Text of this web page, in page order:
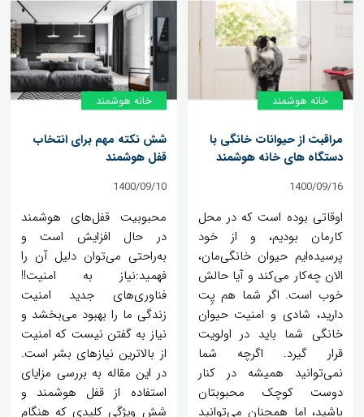
خانه‌ هوشمند
مراقبت از حیوانات خانگی با
دستگاه های خانه هوشمند
1400/09/16
اوقاتی بوده است که در محل
کارمان بودیم، و از خود
پرسیده‌ایم حیوان خانگی‌مان،
الان چه‌کار می‌کند و آیا حالش
خوب است. اگر شما هم پِت
دارید، شادی و امنیت حیوان
خانگی شما باید در اولویت
قرار گیرد. اگرچه شما
نمی‌توانید همیشه در کنار
دوست کوچک محبوبتان
باشید، اما همچنان می‌توانید
خانه‌ هوشمند
شش نکته مهم برای انتخاب
قفل هوشمند
1400/09/10
محبوبیت قفل‌های هوشمند
در حال افزایش است و
به‌راحتی می‌توان دلیل آن را
فهمید:نیاز به امنیت!!
فناوری‌های جدید امنیت
زندگی ما را بهبود می‌بخشد و
نیاز به گفتن نیست که امنیت
از بالاترین نیازهای بشر است.
در این مقاله به بررسی مزایای
استفاده از قفل هوشمند و
شش ویژگی کلیدی که هنگام